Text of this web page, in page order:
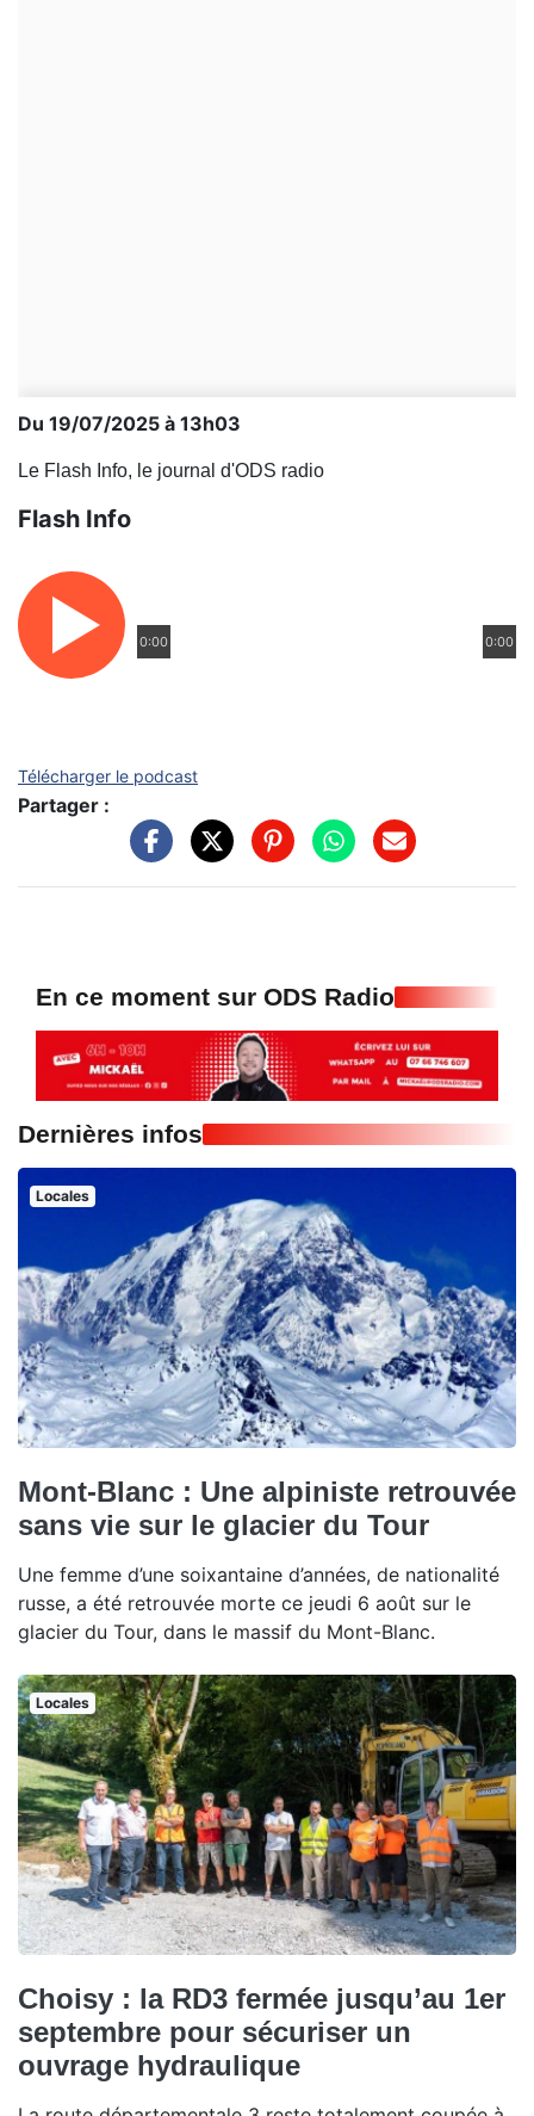
Du 19/07/2025 à 13h03
Le Flash Info, le journal d'ODS radio
Flash Info
0:00 0:00
Télécharger le podcast
Partager :
En ce moment sur ODS Radio
Dernières infos
Locales
Mont-Blanc : Une alpiniste retrouvée
sans vie sur le glacier du Tour
Une femme d’une soixantaine d’années, de nationalité
russe, a été retrouvée morte ce jeudi 6 août sur le
glacier du Tour, dans le massif du Mont-Blanc.
Locales
Choisy : la RD3 fermée jusqu’au 1er
septembre pour sécuriser un
ouvrage hydraulique